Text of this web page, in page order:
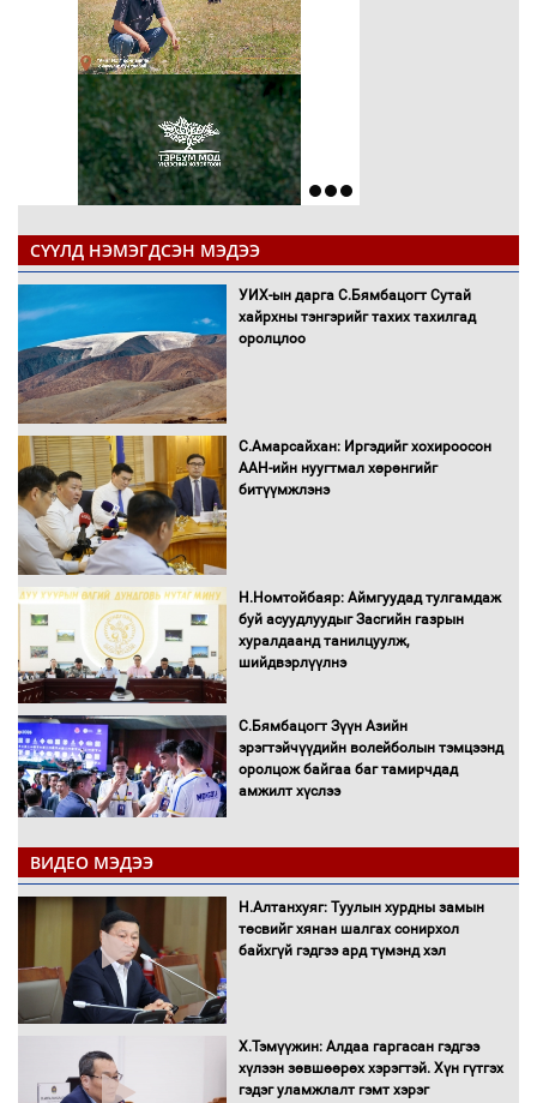
СҮҮЛД НЭМЭГДСЭН МЭДЭЭ
УИХ-ын дарга С.Бямбацогт Сутай
хайрхны тэнгэрийг тахих тахилгад
оролцлоо
С.Амарсайхан: Иргэдийг хохироосон
ААН-ийн нуугтмал хөрөнгийг
битүүмжлэнэ
Н.Номтойбаяр: Аймгуудад тулгамдаж
буй асуудлуудыг Засгийн газрын
хуралдаанд танилцуулж,
шийдвэрлүүлнэ
С.Бямбацогт Зүүн Азийн
эрэгтэйчүүдийн волейболын тэмцээнд
оролцож байгаа баг тамирчдад
амжилт хүслээ
Автобензин, дизель түлшний онцгой
албан татварыг тэглэлээ
Санхүүгийн хэмнэлтийн горимд эрүүл
мэндийн салбар хамаарахгүй
ВИДЕО МЭДЭЭ
Н.Алтанхуяг: Туулын хурдны замын
төсвийг хянан шалгах сонирхол
байхгүй гэдгээ ард түмэнд хэл
Х.Тэмүүжин: Алдаа гаргасан гэдгээ
хүлээн зөвшөөрөх хэрэгтэй. Хүн гүтгэх
гэдэг уламжлалт гэмт хэрэг